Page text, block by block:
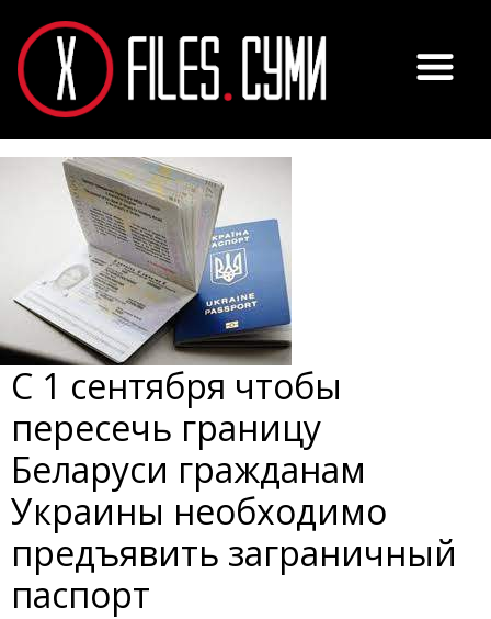
С 1 сентября чтобы
пересечь границу
Беларуси гражданам
Украины необходимо
предъявить заграничный
паспорт